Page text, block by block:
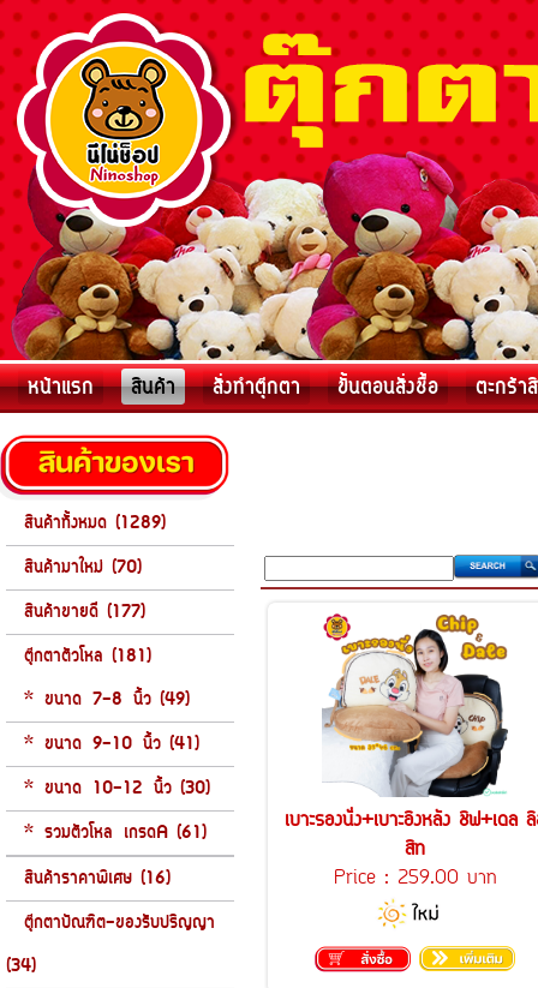
หน้าแรก สินค้า สั่งทำตุ๊กตา ขั้นตอนสั่งชื้อ ตะกร้า
สินค้าทั้งหมด (1289)
สินค้ามาใหม่ (70)
สินค้าขายดี (177)
ตุ๊กตาตัวโหล (181)
* ขนาด 7-8 นิ้ว (49)
* ขนาด 9-10 นิ้ว (41)
* ขนาด 10-12 นิ้ว (30)
* รวมตัวโหล เกรดA (61)
สินค้าราคาพิเศษ (16)
ตุ๊กตาบัณฑิต-ของรับปริญญา
(34)
เบาะรองนั่ง+เบาะอิงหลัง ชิฟ+เดล
สิท
Price : 259.00 บาท